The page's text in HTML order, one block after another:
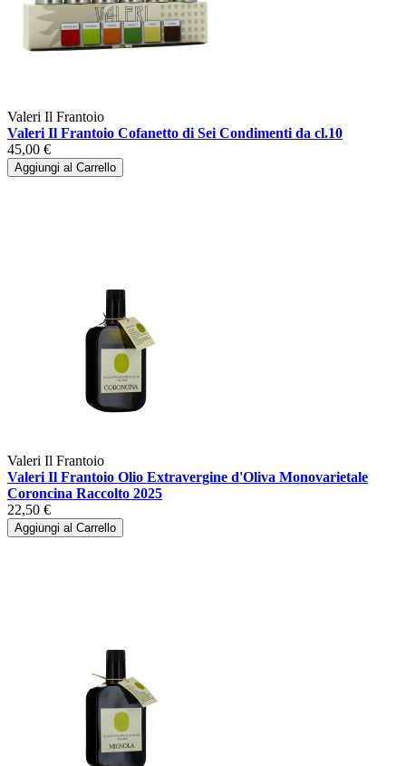
Valeri Il Frantoio
Valeri Il Frantoio Cofanetto di Sei Condimenti da cl.10
45,00 €
Aggiungi al Carrello
Valeri Il Frantoio
Valeri Il Frantoio Olio Extravergine d'Oliva Monovarietale
Coroncina Raccolto 2025
22,50 €
Aggiungi al Carrello